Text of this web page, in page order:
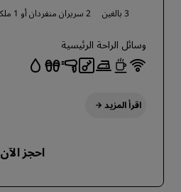
3 بالغين 2 سريران منفردان أو 1 ملكي
وسائل الراحة الرئيسية
اقرأ المزيد
احجز الآن